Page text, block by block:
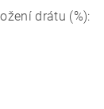
drátu (%):